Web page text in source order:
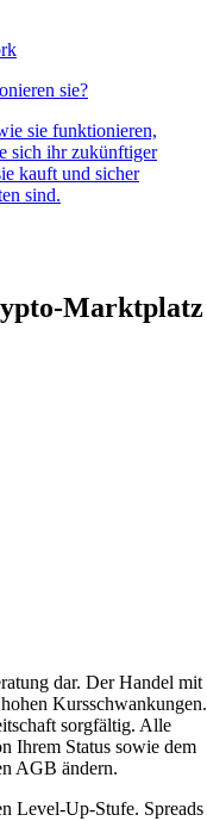
sie?
sie funktionieren,
sich ihr zukünftiger
kauft und sicher
sind.
Marktplatz
dar. Der Handel mit
Kursschwankungen.
sorgfältig. Alle
Ihrem Status sowie dem
AGB ändern.
Level-Up-Stufe. Spreads